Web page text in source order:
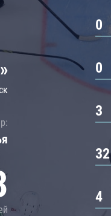
Драконы
0
0
3
32
4